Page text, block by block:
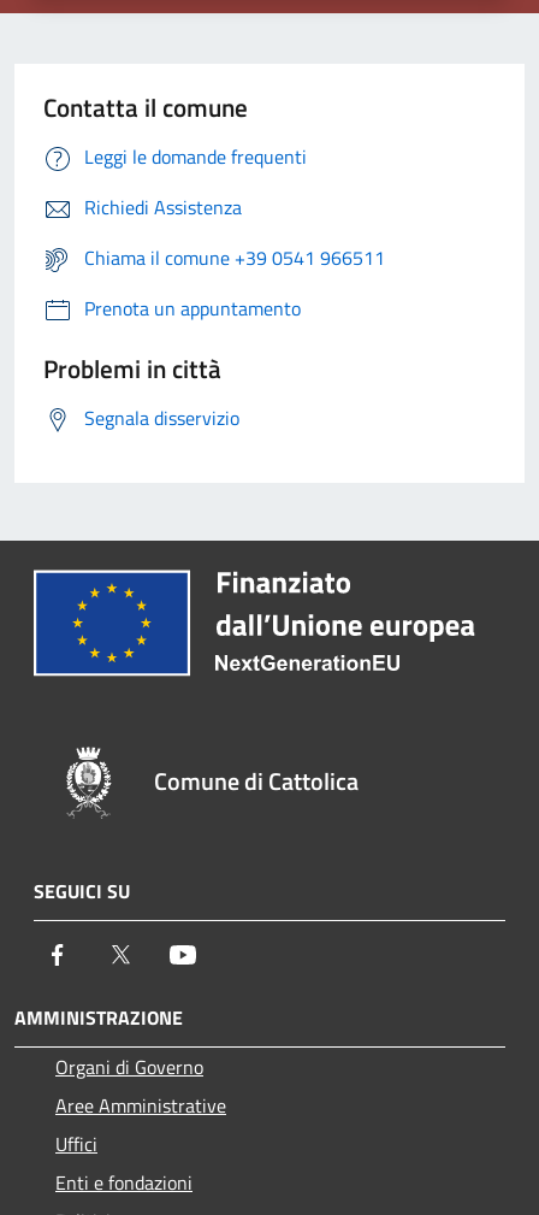
Contatta il comune
Leggi le domande frequenti
Richiedi Assistenza
Chiama il comune +39 0541 966511
Prenota un appuntamento
Problemi in città
Segnala disservizio
Comune di Cattolica
SEGUICI SU
Facebook Twitter
AMMINISTRAZIONE
Organi di Governo
Aree Amministrative
Uffici
Enti e fondazioni